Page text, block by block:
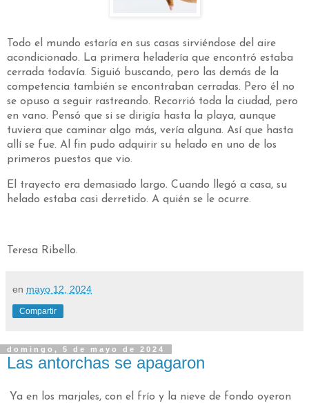
Todo el mundo estaría en sus casas sirviéndose del aire
acondicionado. La primera heladería que encontró estaba
cerrada todavía. Siguió buscando, pero las demás de la
competencia también se encontraban cerradas. Pero él no
se opuso a seguir rastreando. Recorrió toda la ciudad, pero
en vano. Pensó que si se dirigía hasta la playa, aunque
tuviera que caminar algo más, vería alguna. Así que hasta
allí se fue. Al fin pudo adquirir su helado en uno de los
primeros puestos que vio.
El trayecto era demasiado largo. Cuando llegó a casa, su
helado estaba casi derretido. A quién se le ocurre.
Teresa Ribello.
en mayo 12, 2024
Compartir
domingo, 5 de mayo de 2024
Las antorchas se apagaron
Ya en los marjales, con el frío y la nieve de fondo oyeron